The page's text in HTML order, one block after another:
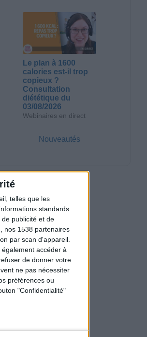
telles que les
standards
publicité et de
nos 1538 partenaires
par scan d'appareil.
accéder à
de donner votre
ne pas nécessiter
préférences ou
"Confidentialité"
Le plan à 1600
calories est-il trop
copieux ?
Consultation
diététique du
03/08/2026
Webinaires en direct
Nouveautés